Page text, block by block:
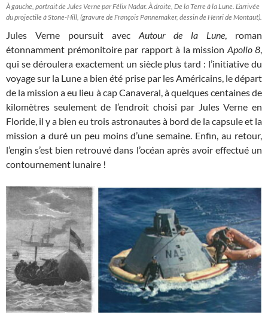
À gauche, portrait de Jules Verne par Félix Nadar. À droite, De la Terre à la Lune. L’arrivée
du projectile à Stone-Hill, (gravure de François Pannemaker, dessin de Henri de Montaut).
Jules Verne poursuit avec Autour de la Lune, roman
étonnamment prémonitoire par rapport à la mission Apollo 8,
qui se déroulera exactement un siècle plus tard : l’initiative du
voyage sur la Lune a bien été prise par les Américains, le départ
de la mission a eu lieu à cap Canaveral, à quelques centaines de
kilomètres seulement de l’endroit choisi par Jules Verne en
Floride, il y a bien eu trois astronautes à bord de la capsule et la
mission a duré un peu moins d’une semaine. Enfin, au retour,
l’engin s’est bien retrouvé dans l’océan après avoir effectué un
contournement lunaire !